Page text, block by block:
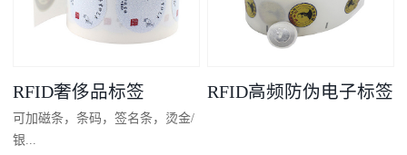
RFID奢侈品标签
可加磁条，条码，签名条，烫金/
银...
RFID高频防伪电子标签